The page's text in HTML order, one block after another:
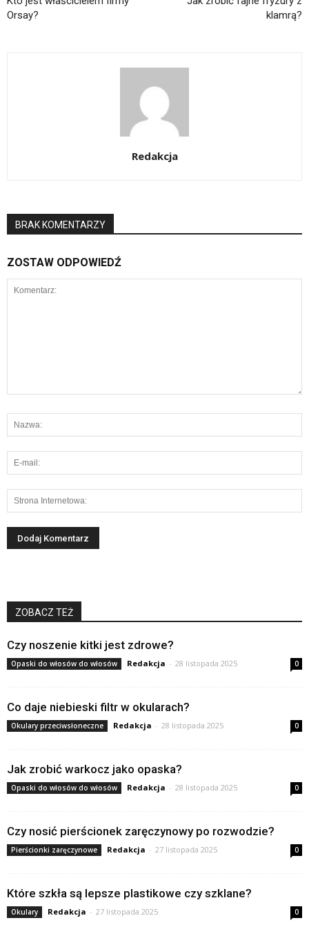
Orsay?
klamrą?
Redakcja
BRAK KOMENTARZY
ZOSTAW ODPOWIEDŹ
ZOBACZ TEŻ
Czy noszenie kitki jest zdrowe?
Opaski do włosów do włosów Redakcja - 28 listopada 2025 0
Co daje niebieski filtr w okularach?
Okulary przeciwsłoneczne Redakcja - 28 listopada 2025 0
Jak zrobić warkocz jako opaska?
Opaski do włosów do włosów Redakcja - 28 listopada 2025 0
Czy nosić pierścionek zaręczynowy po rozwodzie?
Pierścionki zaręczynowe Redakcja - 27 listopada 2025 0
Które szkła są lepsze plastikowe czy szklane?
Okulary Redakcja - 27 listopada 2025 0